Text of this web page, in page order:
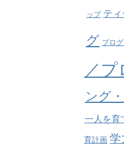
ップ テ
グ プロ
／
ング
一人を育
育計画 学